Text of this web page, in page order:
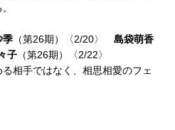
季（第26期）〈2/20〉 島袋萌香
子（第26期）〈2/22〉
相手ではなく、相思相愛のフェ